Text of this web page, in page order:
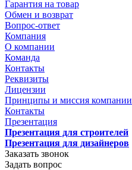
Гарантия на товар
Обмен и возврат
Вопрос-ответ
Компания
О компании
Команда
Контакты
Реквизиты
Лицензии
Принципы и миссия компании
Контакты
Презентация
Презентация для строителей
Презентация для дизайнеров
Заказать звонок
Задать вопрос